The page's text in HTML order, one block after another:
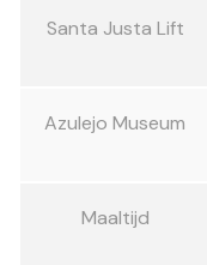
Santa Justa Lift
Azulejo Museum
Maaltijd